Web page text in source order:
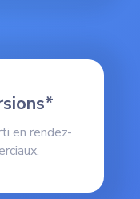
en rendez-